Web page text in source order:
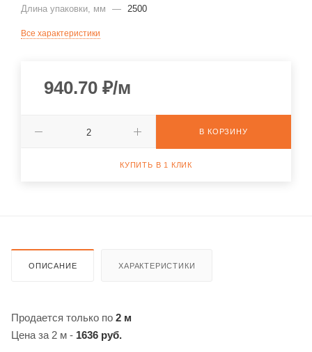
Длина упаковки, мм
— 2500
Все характеристики
940.70 ₽/м
В КОРЗИНУ
КУПИТЬ В 1 КЛИК
ОПИСАНИЕ ХАРАКТЕРИСТИКИ
Продается только по 2 м
Цена за 2 м - 1636 руб.